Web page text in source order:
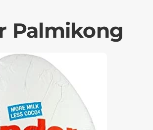
Palmikong